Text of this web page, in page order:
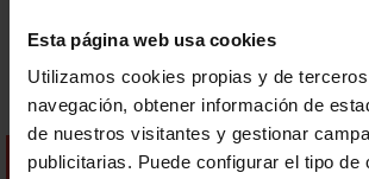
Esta página web usa cookies
Utilizamos cookies propias y de
navegación, obtener información de
de nuestros visitantes y gestionar
publicitarias. Puede configurar el tipo de